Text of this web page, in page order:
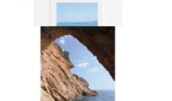
14,95 €